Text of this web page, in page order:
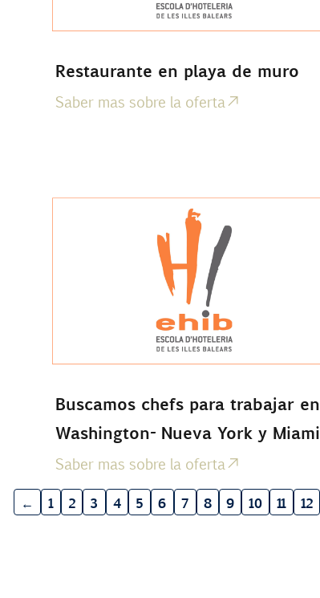
Restaurante en playa de muro
Saber mas sobre la oferta
Buscamos chefs para trabajar en
Washington- Nueva York y Miami
Saber mas sobre la oferta
← 1 2 3 4 5 6 7 8 9 10 11 12